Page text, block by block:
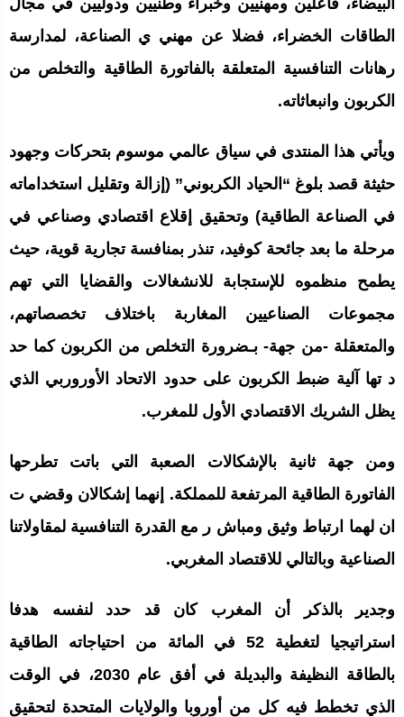
البيضاء، فاعلين ومهنيين وخبراء وطنيين ودوليين في مجال
الطاقات الخضراء، فضلا عن مهني ي الصناعة، لمدارسة
رهانات التنافسية المتعلقة بالفاتورة الطاقية والتخلص من
الكربون وانبعاثاته.
ويأتي هذا المنتدى في سياق عالمي موسوم بتحركات وجهود
حثيثة قصد بلوغ “الحياد الكربوني” (إزالة وتقليل استخداماته
في الصناعة الطاقية) وتحقيق إقلاع اقتصادي وصناعي في
مرحلة ما بعد جائحة كوفيد، تنذر بمنافسة تجارية قوية، حيث
يطمح منظموه للإستجابة للانشغالات والقضايا التي تهم
مجموعات الصناعيين المغاربة باختلاف تخصصاتهم،
والمتعقلة -من جهة- بـضرورة التخلص من الكربون كما حد
د تها آلية ضبط الكربون على حدود الاتحاد الأوروربي الذي
يظل الشريك الاقتصادي الأول للمغرب.
ومن جهة ثانية بالإشكالات الصعبة التي باتت تطرحها
الفاتورة الطاقية المرتفعة للمملكة. إنهما إشكالان وقضي ت
ان لهما ارتباط وثيق ومباش ر مع القدرة التنافسية لمقاولاتنا
الصناعية وبالتالي للاقتصاد المغربي.
وجدير بالذكر أن المغرب كان قد حدد لنفسه هدفا
استراتيجيا لتغطية 52 في المائة من احتياجاته الطاقية
بالطاقة النظيفة والبديلة في أفق عام 2030، في الوقت
الذي تخطط فيه كل من أوروبا والولايات المتحدة لتحقيق